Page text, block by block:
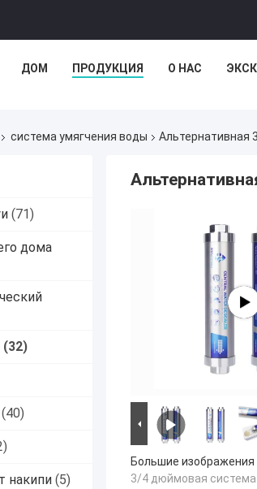
ДОМ ПРОДУКЦИЯ О НАС
система умягчения воды Альтернативная
(71)
дома
(32)
(40)
накипи (5)
Большие изображения
3/4 дюймовая